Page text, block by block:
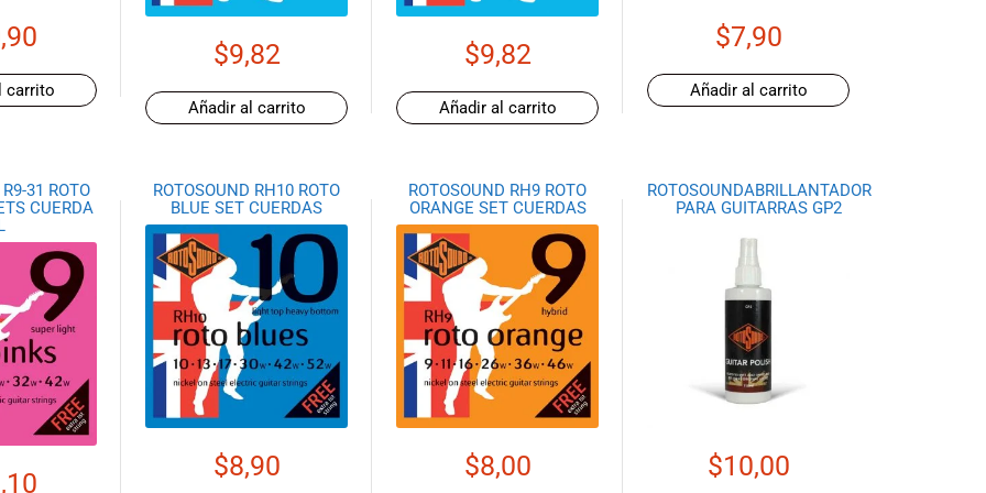
carrito
$9,82
Añadir al carrito
$9,82
Añadir al carrito
$7,90
Añadir al carrito
31 ROTO
CUERDA
ROTOSOUND RH10 ROTO
BLUE SET CUERDAS
$8,90
ROTOSOUND RH9 ROTO
ORANGE SET CUERDAS
$8,00
ROTOSOUNDABRILLANTADOR
PARA GUITARRAS GP2
$10,00